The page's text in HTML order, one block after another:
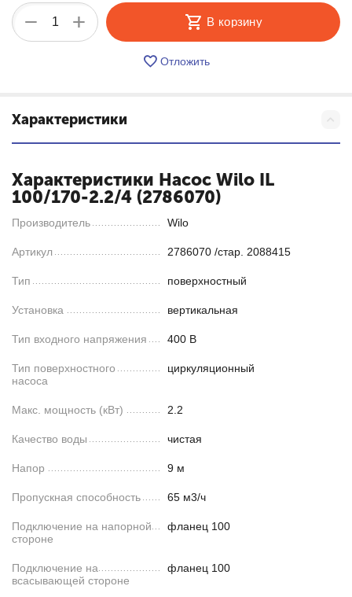
+
− В корзину
Отложить
Характеристики
Характеристики Насос Wilo IL
100/170-2.2/4 (2786070)
Производитель Wilo
Артикул 2786070 /стар. 2088415
Тип поверхностный
Установка вертикальная
Тип входного напряжения 400 В
Тип поверхностного
насоса
циркуляционный
Макс. мощность (кВт) 2.2
Качество воды чистая
Напор 9 м
Пропускная способность 65 м3/ч
Подключение на напорной
стороне
фланец 100
Подключение на
всасывающей стороне
фланец 100